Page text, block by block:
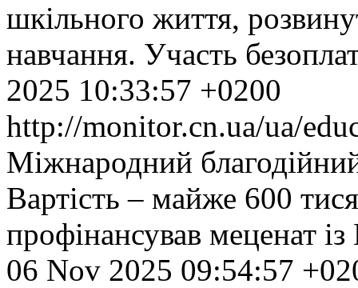
шкільного життя,
навчання. Участь
2025 10:33:57 +0200
http://monitor.cn.ua/ua/
Міжнародний
Вартість – майже 600
профінансував меценат
06 Nov 2025 09:54:57